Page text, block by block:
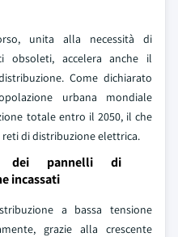
unita alla necessità di
obsoleti, accelera anche il
Come dichiarato
urbana mondiale
totale entro il 2050, il che
di distribuzione elettrica.
dei pannelli di
incassati
a bassa tensione
grazie alla crescente